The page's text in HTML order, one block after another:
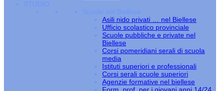
STUDIO
Scuole nel Biellese
Asili nido privati … nel Biellese
Ufficio scolastico provinciale
Scuole pubbliche e private nel
Biellese
Corsi pomeridiani serali di scuola
media
Istituti superiori e professionali
Corsi serali scuole superiori
Agenzie formative nel biellese
Form. prof. per i giovani anni 14/24